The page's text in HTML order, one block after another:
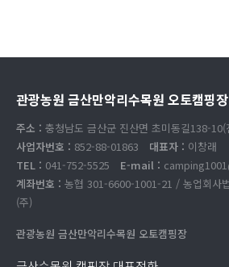
관광농원 금산만악리수목원 오토캠핑장
주소 : 충청남도 금산군 진산면 초미동길138-
사업자번호 : 852-88-01863 대표자 : 이창래
TEL : 041-752-5525 E-mail :
계좌번호 : 농협 301-6600-1001-21 / 농업회사
(주)
관광농원 금산만악리수목원 오토캠핑장